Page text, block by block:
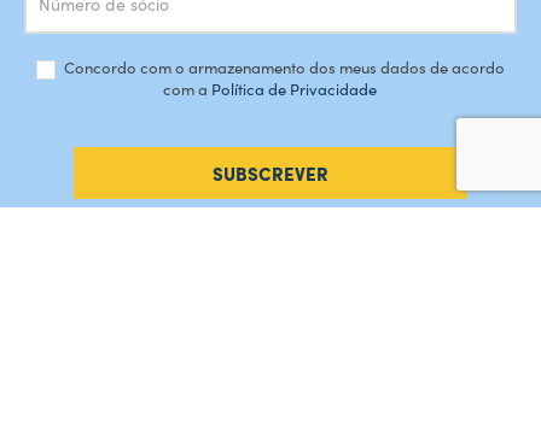
Concordo com o armazenamento dos meus dados de acordo
com a Política de Privacidade
SUBSCREVER